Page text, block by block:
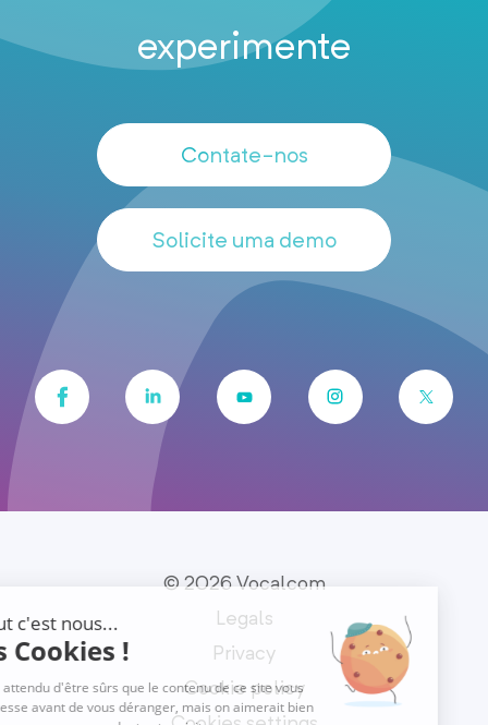
experimente
Contate-nos
Solicite uma demo
© 2026 Vocalcom
Legals
Privacy
Cookie policy